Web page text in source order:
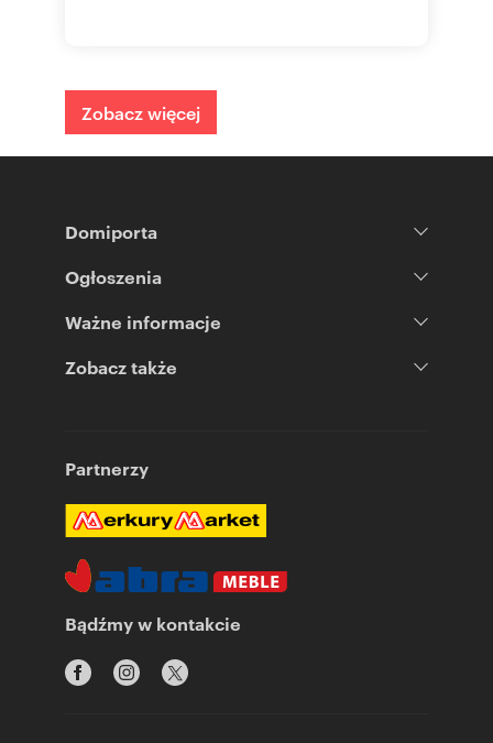
Zobacz więcej
Domiporta
Ogłoszenia
Ważne informacje
Zobacz także
Partnerzy
Bądźmy w kontakcie